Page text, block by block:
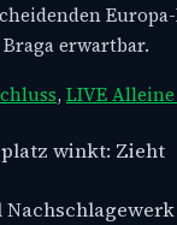
erwartbar.
, LIVE Alleine